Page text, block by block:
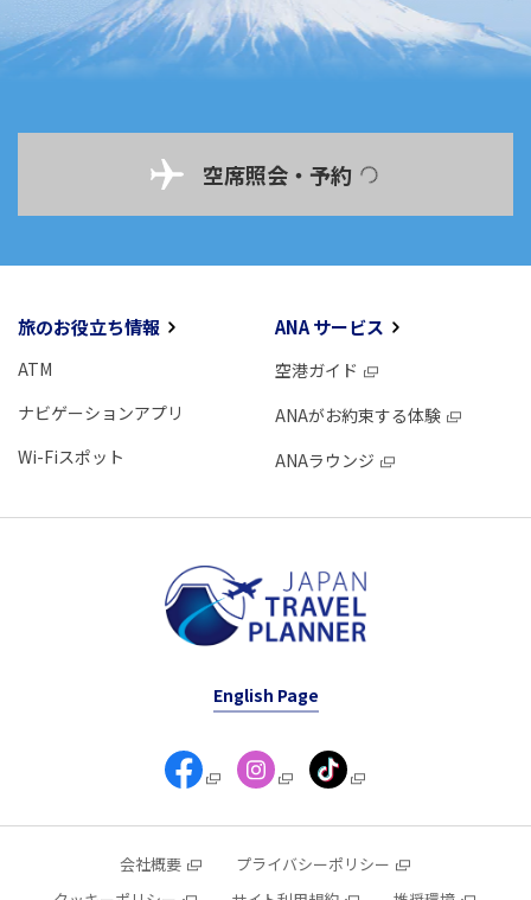
空席照会・予約
旅のお役立ち情報
ATM
ナビゲーションアプリ
Wi-Fiスポット
ANA サービス
空港ガイド
ANAがお約束する体験
ANAラウンジ
English Page
会社概要
プライバシーポリシー